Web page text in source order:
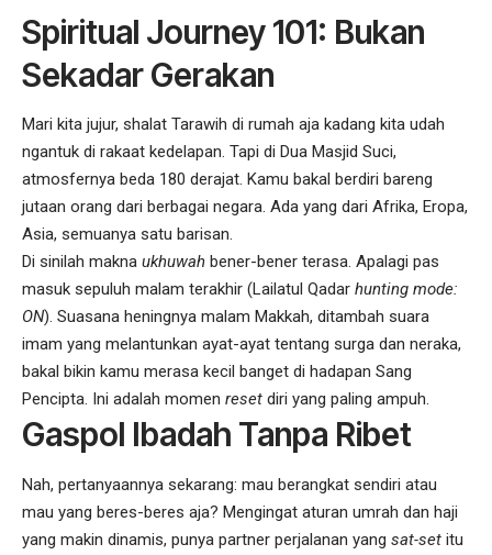
Spiritual Journey 101: Bukan
Sekadar Gerakan
Mari kita jujur, shalat Tarawih di rumah aja kadang kita udah
ngantuk di rakaat kedelapan. Tapi di Dua Masjid Suci,
atmosfernya beda 180 derajat. Kamu bakal berdiri bareng
jutaan orang dari berbagai negara. Ada yang dari Afrika, Eropa,
Asia, semuanya satu barisan.
Di sinilah makna ukhuwah bener-bener terasa. Apalagi pas
masuk sepuluh malam terakhir (Lailatul Qadar hunting mode:
ON). Suasana heningnya malam Makkah, ditambah suara
imam yang melantunkan ayat-ayat tentang surga dan neraka,
bakal bikin kamu merasa kecil banget di hadapan Sang
Pencipta. Ini adalah momen reset diri yang paling ampuh.
Gaspol Ibadah Tanpa Ribet
Nah, pertanyaannya sekarang: mau berangkat sendiri atau
mau yang beres-beres aja? Mengingat aturan umrah dan haji
yang makin dinamis, punya partner perjalanan yang sat-set itu